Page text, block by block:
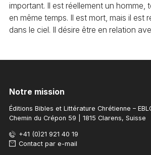
important. Il est réellement un homme,
en même temps. Il est mort, mais il est
dans le ciel. Il désire être en relation
Notre mission
Éditions Bibles et Littérature Chrétienne –
Chemin du Crépon 59 | 1815 Clarens, Suisse
+41 (0)21 921 40 19
Contact par e-mail